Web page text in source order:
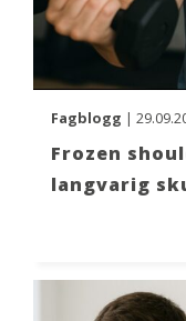
Fagblogg |
Frozen
langvarig